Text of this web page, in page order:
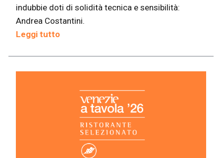
indubbie doti di solidità tecnica e sensibilità:
Andrea Costantini.
Leggi tutto